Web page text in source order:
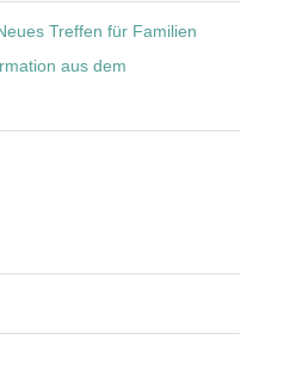
Treffen für Familien
aus dem